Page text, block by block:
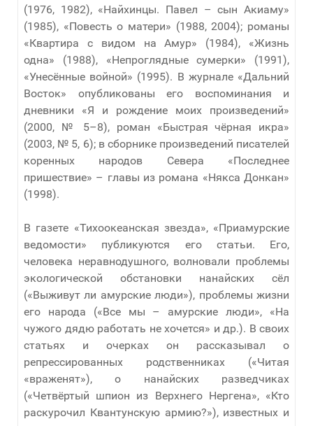
(1976, 1982), «Найхинцы. Павел – сын Акиаму»
(1985), «Повесть о матери» (1988, 2004); романы
«Квартира с видом на Амур» (1984), «Жизнь
одна» (1988), «Непроглядные сумерки» (1991),
«Унесённые войной» (1995). В журнале «Дальний
Восток» опубликованы его воспоминания и
дневники «Я и рождение моих произведений»
(2000, № 5–8), роман «Быстрая чёрная икра»
(2003, № 5, 6); в сборнике произведений писателей
коренных народов Севера «Последнее
пришествие» – главы из романа «Някса Донкан»
(1998).
В газете «Тихоокеанская звезда», «Приамурские
ведомости» публикуются его статьи. Его,
человека неравнодушного, волновали проблемы
экологической обстановки нанайских сёл
(«Выживут ли амурские люди»), проблемы жизни
его народа («Все мы – амурские люди», «На
чужого дядю работать не хочется» и др.). В своих
статьях и очерках он рассказывал о
репрессированных родственниках («Читая
«враженят»), о нанайских разведчиках
(«Четвёртый шпион из Верхнего Нергена», «Кто
раскурочил Квантунскую армию?»), известных и